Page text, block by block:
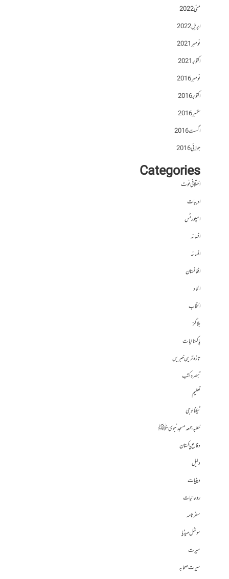
مئی 2022
اپریل 2022
نومبر 2021
اکتوبر 2021
نومبر 2016
اکتوبر 2016
ستمبر 2016
اگست 2016
جولائی 2016
Categories
اختلافی نوٹ
ادبیات
اسپورٹس
افسانہ
افسانہ
افغانستان
الحاد
انتخاب
بلاگز
پاکستانیات
تازہ ترین خبریں
تبصرہ کتب
تعلیم
ٹیکنالوجی
خطبہ جمعہ مسجد نبوی ﷺ
دفاع پاکستان
دلیل
دینیات
روحانیات
سفرنامہ
سوشل میڈیا
سیرت
سیرت صحابہ